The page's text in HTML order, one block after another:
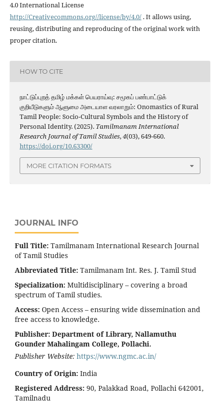
4.0 International License
http://Creativecommons.org//license/by/4.0/. It allows using,
reusing, distributing and reproducing of the original work with
proper citation.
HOW TO CITE
நாட்டுப்புறத் தமிழ் மக்கள் பெயராய்வு: சமூகப் பண்பாட்டுக்
குறியீடுகளும் ஆளுமை அடையாள வரலாறும்: Onomastics of Rural
Tamil People: Socio-Cultural Symbols and the History of
Personal Identity. (2025). Tamilmanam International
Research Journal of Tamil Studies,4(03), 649-660.
https://doi.org/10.63300/
MORE CITATION FORMATS
JOURNAL INFO
Full Title: Tamilmanam International Research Journal
of Tamil Studies
Abbreviated Title: Tamilmanam Int. Res. J. Tamil Stud
Specialization: Multidisciplinary – covering a broad
spectrum of Tamil studies.
Access: Open Access – ensuring wide dissemination and
free access to knowledge.
Publisher: Department of Library, Nallamuthu
Gounder Mahalingam College, Pollachi.
Publisher Website: https://www.ngmc.ac.in/
Country of Origin: India
Registered Address: 90, Palakkad Road, Pollachi 642001,
Tamilnadu